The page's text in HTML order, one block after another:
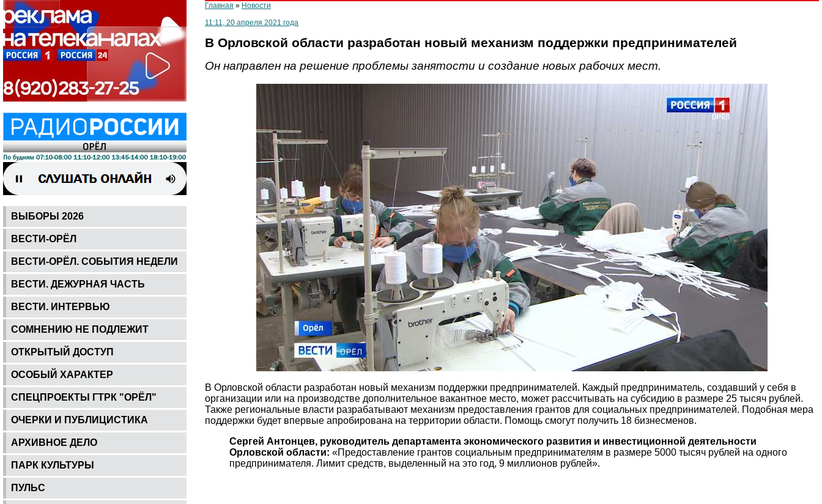
ВЫБОРЫ 2026
ВЕСТИ-ОРЁЛ
ВЕСТИ-ОРЁЛ. СОБЫТИЯ НЕДЕЛИ
ВЕСТИ. ДЕЖУРНАЯ ЧАСТЬ
ВЕСТИ. ИНТЕРВЬЮ
СОМНЕНИЮ НЕ ПОДЛЕЖИТ
ОТКРЫТЫЙ ДОСТУП
ОСОБЫЙ ХАРАКТЕР
СПЕЦПРОЕКТЫ ГТРК "ОРЁЛ"
ОЧЕРКИ И ПУБЛИЦИСТИКА
АРХИВНОЕ ДЕЛО
ПАРК КУЛЬТУРЫ
ПУЛЬС
Главная » Новости
11:11, 20 апреля 2021 года
В Орловской области разработан новый механизм поддержки предпринимателей
Он направлен на решение проблемы занятости и создание новых рабочих мест.
В Орловской области разработан новый механизм поддержки предпринимателей. Каждый предприниматель, создавший у себя в
организации или на производстве дополнительное вакантное место, может рассчитывать на субсидию в размере 25 тысяч рублей.
Также региональные власти разрабатывают механизм предоставления грантов для социальных предпринимателей. Подобная мера
поддержки будет впервые апробирована на территории области. Помощь смогут получить 18 бизнесменов.
Сергей Антонцев, руководитель департамента экономического развития и инвестиционной деятельности
Орловской области: «Предоставление грантов социальным предпринимателям в размере 5000 тысяч рублей на одного
предпринимателя. Лимит средств, выделенный на это год, 9 миллионов рублей».